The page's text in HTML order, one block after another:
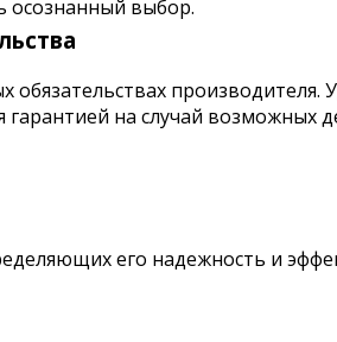
осознанный выбор.
обязательствах производителя.
на случай возможных
его надежность и